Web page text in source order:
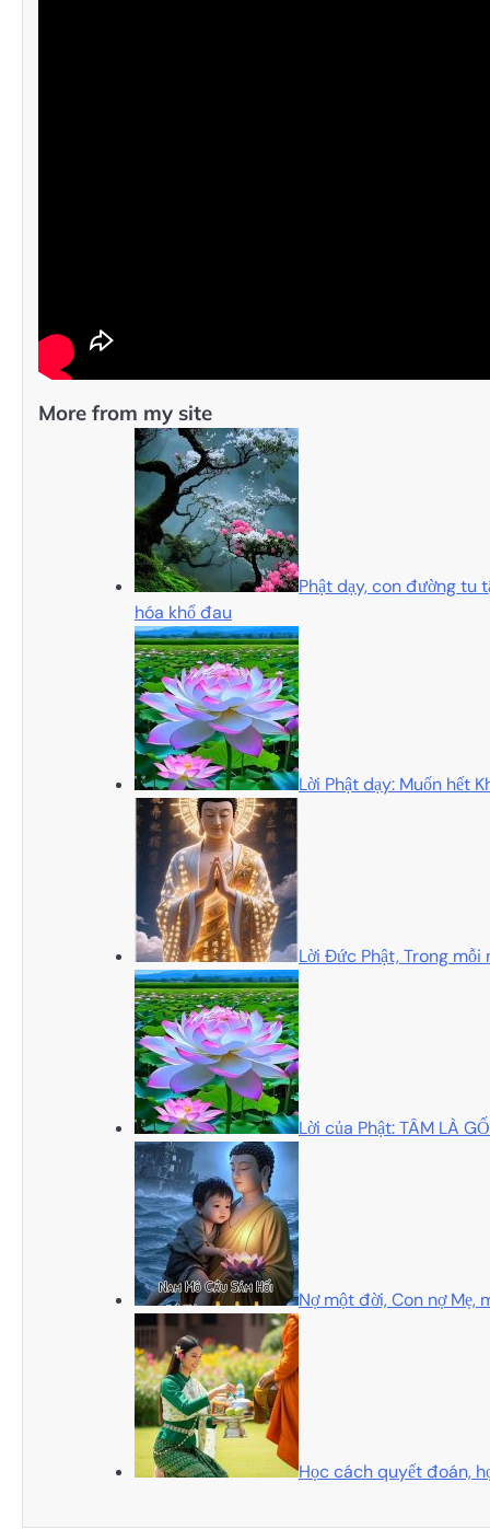
More from my site
Phật dạy, con đường tu
hóa khổ đau
Lời Phật dạy: Muốn hết
Lời Đức Phật, Trong
Lời của Phật: TÂM LÀ
Nợ một đời, Con nợ Mẹ,
Học cách quyết đoán,